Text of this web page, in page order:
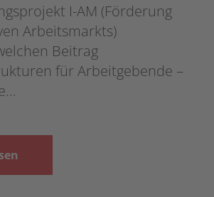
I-AM (Förderung
Arbeitsmarkts)
Beitrag
für Arbeitgebende –